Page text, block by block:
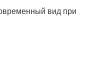
вид при